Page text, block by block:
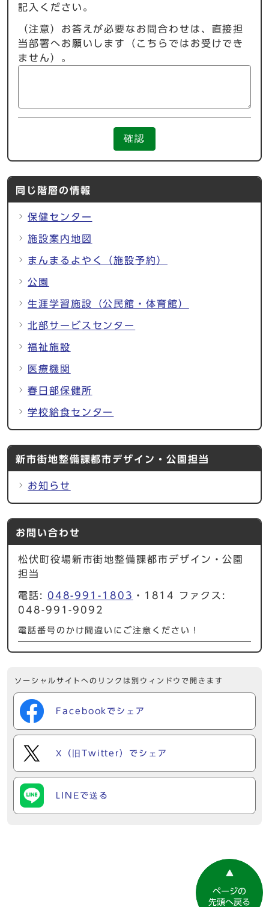
記入ください。
（注意）お答えが必要なお問合わせは、直接担
当部署へお願いします（こちらではお受けでき
ません）。
確認
同じ階層の情報
保健センター
施設案内地図
まんまるよやく（施設予約）
公園
生涯学習施設（公民館・体育館）
北部サービスセンター
福祉施設
医療機関
春日部保健所
学校給食センター
新市街地整備課都市デザイン・公園担当
お知らせ
お問い合わせ
松伏町役場新市街地整備課都市デザイン・公園
担当
電話: 048-991-1803 ・1814 ファクス:
048-991-9092
電話番号のかけ間違いにご注意ください！
ソーシャルサイトへのリンクは別ウィンドウで開きます
Facebookでシェア
X（旧Twitter）でシェア
LINEで送る
ページの
先頭へ戻る